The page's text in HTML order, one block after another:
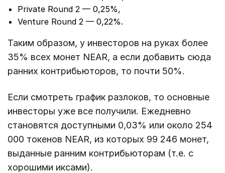
Private Round 2 — 0,25%,
Venture Round 2 — 0,22%.
Таким образом, у инвесторов на руках более
35% всех монет NEAR, а если добавить сюда
ранних контрибьюторов, то почти 50%.
Если смотреть график разлоков, то основные
инвесторы уже все получили. Ежедневно
становятся доступными 0,03% или около 254
000 токенов NEAR, из которых 99 246 монет,
выданные ранним контрибьюторам (т.е. с
хорошими иксами).